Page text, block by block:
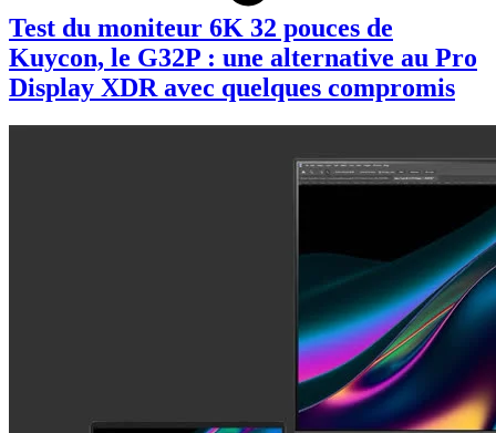
Test du moniteur 6K 32 pouces de
Kuycon, le G32P : une alternative au Pro
Display XDR avec quelques compromis